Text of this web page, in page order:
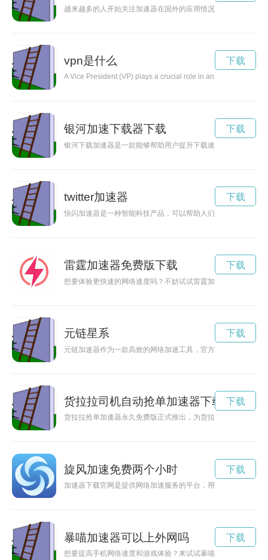
越来越多的人开始关注加速器在国外的应用情况，本文将探讨
vpn是什么
A Vice President (VP) plays a crucial role in an
下载
银河加速下载器下载
银河下载加速器是一款能够帮助用户提升下载速度的工具，通
下载
twitter加速器
快闪加速器是一种智能科技产品，可以帮助人们提高工作效率
下载
雷霆加速器免费版下载
想要体验更快速的网络速度吗？不妨试试雷霆加速器，现在可
下载
元链星系
元链加速器作为一款高效的网络加速工具，官方宣布永久免费
下载
货拉拉司机自动抢单加速器下载
货拉拉抢单加速器永久免费版正式推出，为货拉拉司机提供更
下载
旋风加速免费两个小时
加速器下载官网是提供网络加速服务的平台，用户可以在该官
下载
暴喵加速器可以上外网吗
想要提高手机网络速度和游戏体验？来试试暴喵加速器手机版
下载